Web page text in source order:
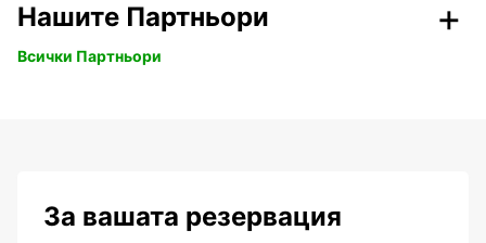
Нашите Партньори
Всички Партньори
За вашата резервация